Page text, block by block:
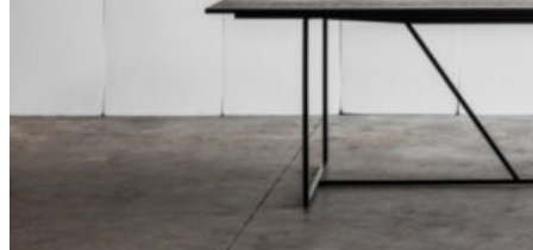
Tilføj til kurv